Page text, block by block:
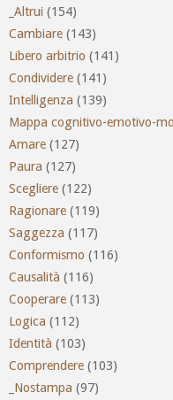
_Altrui (154)
Cambiare (143)
Libero arbitrio (141)
Condividere (141)
Intelligenza (139)
Mappa cognitivo-emotivo-
Amare (127)
Paura (127)
Scegliere (122)
Ragionare (119)
Saggezza (117)
Conformismo (116)
Causalità (116)
Cooperare (113)
Logica (112)
Identità (103)
Comprendere (103)
_Nostampa (97)